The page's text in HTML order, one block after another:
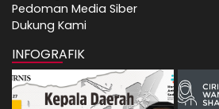
Pedoman Media Siber
Dukung Kami
INFOGRAFIK